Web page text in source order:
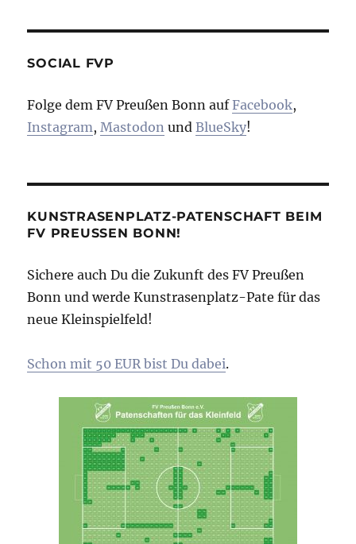
SOCIAL FVP
Folge dem FV Preußen Bonn aufFacebook,
Instagram, Mastodon undBlueSky!
KUNSTRASENPLATZ-PATENSCHAFT BEIM
FV PREUSSEN BONN!
Sichere auch Du die Zukunft des FV Preußen
Bonn und werde Kunstrasenplatz-Pate für das
neue Kleinspielfeld!
Schon mit 50 EUR bist Du dabei.